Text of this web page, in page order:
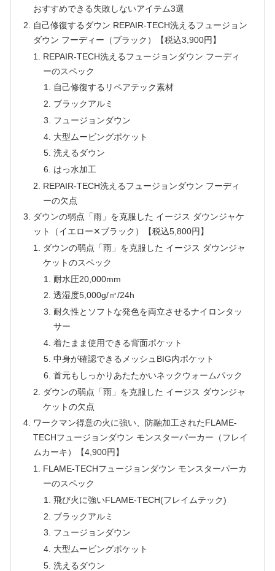
おすすめできる失敗しないアイテム3選
自己修復するダウン REPAIR-TECH洗えるフュージョン
ダウン フーディー（ブラック）【税込3,900円】
REPAIR-TECH洗えるフュージョンダウン フーディ
ーのスペック
自己修復するリペアテック素材
ブラックアルミ
フュージョンダウン
大型ムービングポケット
洗えるダウン
はっ水加工
REPAIR-TECH洗えるフュージョンダウン フーディ
ーの欠点
ダウンの弱点「雨」を克服した イージス ダウンジャケ
ット（イエロー✕ブラック）【税込5,800円】
ダウンの弱点「雨」を克服した イージス ダウンジャ
ケットのスペック
耐水圧20,000mm
透湿度5,000g/㎡/24h
耐久性とソフトな発色を両立させるナイロンタッ
サー
着たまま使用できる背面ポケット
中身が確認できるメッシュBIG内ポケット
首元もしっかりあたたかいネックウォームパック
ダウンの弱点「雨」を克服した イージス ダウンジャ
ケットの欠点
ワークマン得意の火に強い、防融加工されたFLAME-
TECHフュージョンダウン モンスターパーカー（フレイ
ムカーキ）【4,900円】
FLAME-TECHフュージョンダウン モンスターパーカ
ーのスペック
飛び火に強いFLAME-TECH(フレイムテック)
ブラックアルミ
フュージョンダウン
大型ムービングポケット
洗えるダウン